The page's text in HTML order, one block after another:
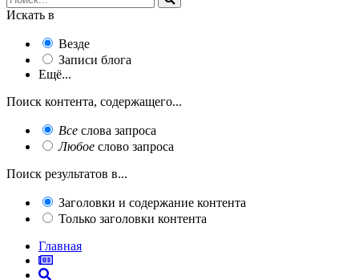
Искать в
Везде
Записи блога
Ещё...
Поиск контента, содержащего...
Все слова запроса
Любое слово запроса
Поиск результатов в...
Заголовки и содержание контента
Только заголовки контента
Главная